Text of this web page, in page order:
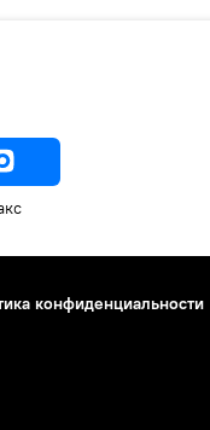
конфиденциальности